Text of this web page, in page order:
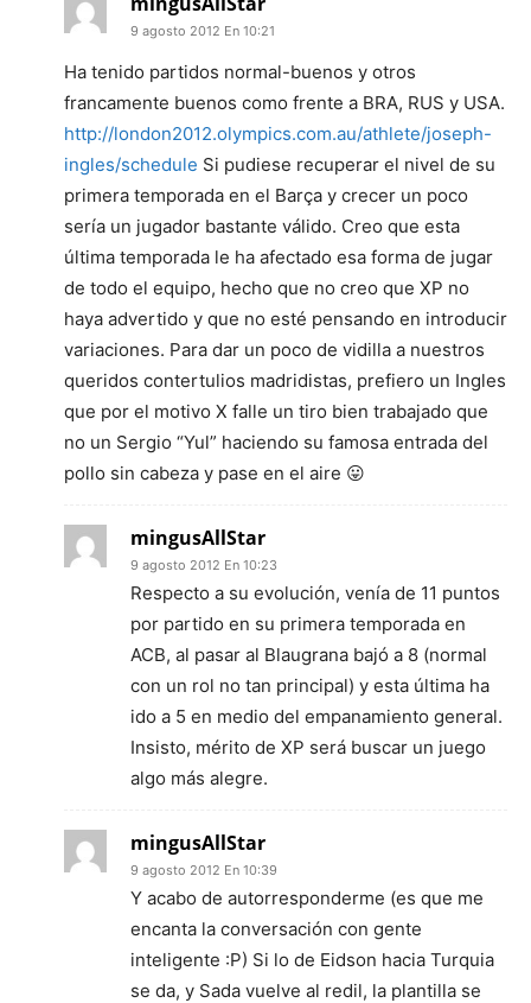
9 agosto 2012 En 10:21
Ha tenido partidos normal-buenos y otros
francamente buenos como frente a BRA, RUS y USA.
http://london2012.olympics.com.au/athlete/joseph-
ingles/schedule Si pudiese recuperar el nivel de su
primera temporada en el Barça y crecer un poco
sería un jugador bastante válido. Creo que esta
última temporada le ha afectado esa forma de jugar
de todo el equipo, hecho que no creo que XP no
haya advertido y que no esté pensando en introducir
variaciones. Para dar un poco de vidilla a nuestros
queridos contertulios madridistas, prefiero un Ingles
que por el motivo X falle un tiro bien trabajado que
no un Sergio “Yul” haciendo su famosa entrada del
pollo sin cabeza y pase en el aire 😛
mingusAllStar
9 agosto 2012 En 10:23
Respecto a su evolución, venía de 11 puntos
por partido en su primera temporada en
ACB, al pasar al Blaugrana bajó a 8 (normal
con un rol no tan principal) y esta última ha
ido a 5 en medio del empanamiento general.
Insisto, mérito de XP será buscar un juego
algo más alegre.
mingusAllStar
9 agosto 2012 En 10:39
Y acabo de autorresponderme (es que me
encanta la conversación con gente
inteligente :P) Si lo de Eidson hacia Turquia
se da, y Sada vuelve al redil, la plantilla se